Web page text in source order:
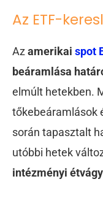
Az ETF-
Az amerikai spot
beáramlása
elmúlt hetekben.
tőkebeáramlások
során tapasztalt
utóbbi hetek
intézményi